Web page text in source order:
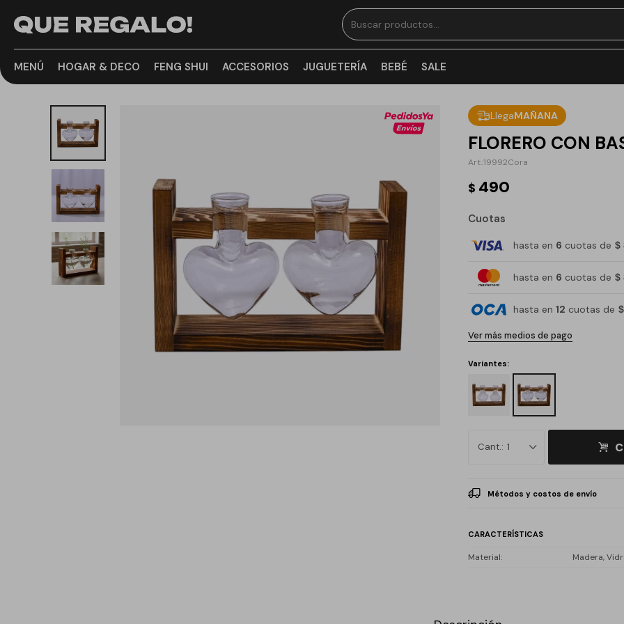
MENÚ HOGAR & DECO FENG SHUI ACCESORIOS JUGUETERÍA BEBÉ SALE
LlegaMAÑANA
FLORERO CON
19992Cora
$ 490
Cuotas
hasta en 6 cuotas de $
hasta en 6 cuotas de $
hasta en 12 cuotas de
Ver más medios de pago
Variantes:
1
Métodos y costos de envío
CARACTERÍSTICAS
Material Madera,